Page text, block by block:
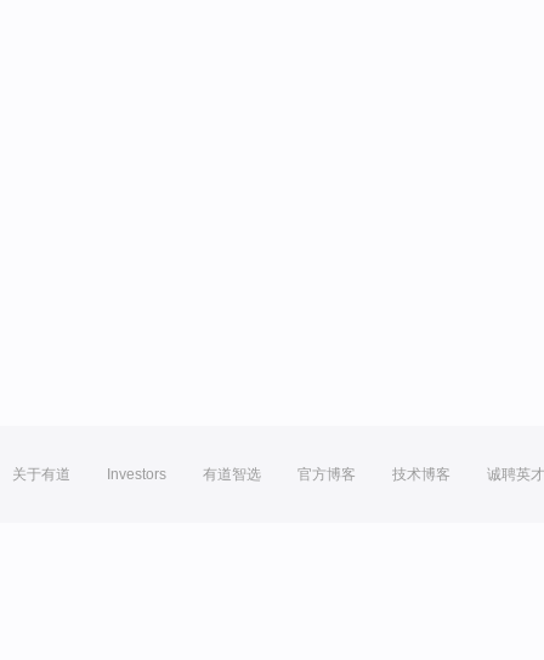
关于有道 Investors 有道智选 官方博客 技术博客 诚聘英才